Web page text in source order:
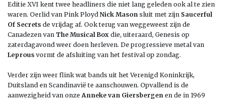
Editie XVI kent twee headliners die niet lang geleden ook al te zien
waren. Oerlid van Pink Ployd Nick Mason sluit met zijn Saucerful
Of Secrets de vrijdag af. Ook terug van weggeweest zijn de
Canadezen van The Musical Box die, uiteraard, Genesis op
zaterdagavond weer doen herleven. De progressieve metal van
Leprous vormt de afsluiting van het festival op zondag.
Verder zijn weer flink wat bands uit het Verenigd Koninkrijk,
Duitsland en Scandinavië te aanschouwen. Opvallend is de
aanwezigheid van onze Anneke van Giersbergen en de in 1969